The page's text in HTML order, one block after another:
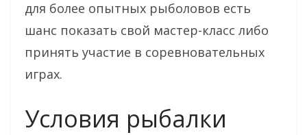
для более опытных рыболовов есть
шанс показать свой мастер-класс либо
принять участие в соревновательных
играх.
Условия рыбалки